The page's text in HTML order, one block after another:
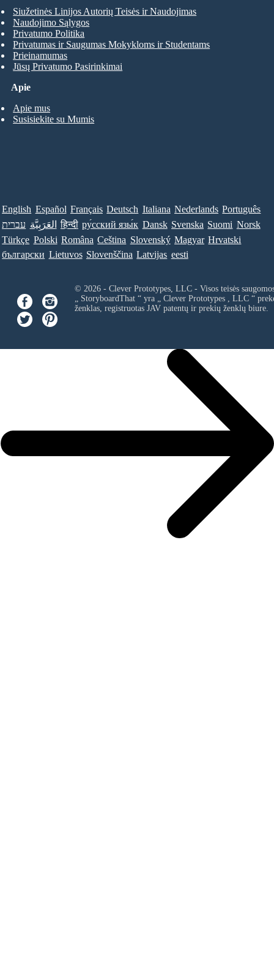
Apie
Apie mus
Susisiekite su Mumis
Siužetinės Linijos Autorių Teisės ir Naudojimas
Naudojimo Sąlygos
Privatumo Politika
Privatumas ir Saugumas Mokykloms ir Studentams
Prieinamumas
Jūsų Privatumo Pasirinkimai
English Español Français Deutsch Italiana Nederlands Português
עברית العَرَبِيَّة हिन्दी ру́сский язы́к Dansk Svenska Suomi Norsk
Türkçe Polski Româna Ceština Slovenský Magyar Hrvatski
български Lietuvos Slovenščina Latvijas eesti
© 2026 - Clever Prototypes, LLC - Visos teisės
„ StoryboardThat “ yra „ Clever Prototypes , LLC“
ženklas, registruotas JAV patentų ir prekių ženklų biure.